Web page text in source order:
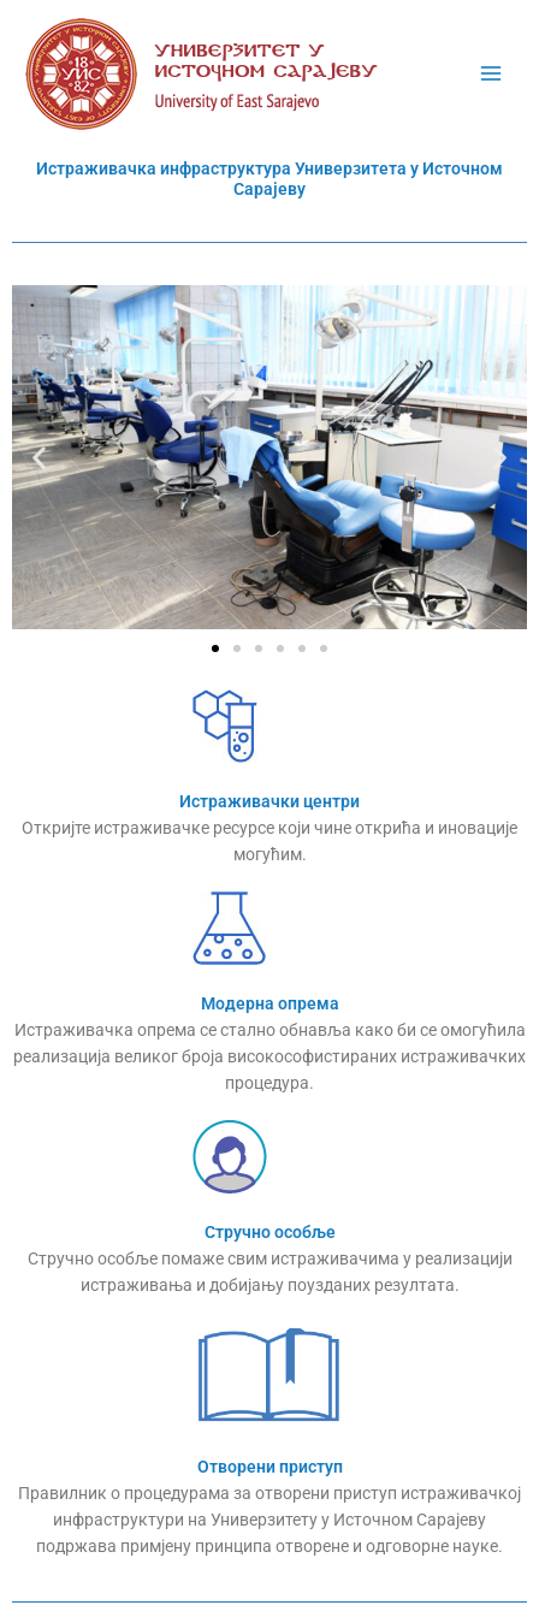
садржај
Истраживачка инфраструктура Универзитета у Источном
Сарајеву
Истраживачки центри
Откријте истраживачке ресурсе који чине открића и иновације
могућим.
Модерна опрема
Истраживачка опрема се стално обнавља како би се омогућила
реализација великог броја високософистираних истраживачких
процедура.
Стручно особље
Стручно особље помаже свим истраживачима у реализацији
истраживања и добијању поузданих резултата.
Отворени приступ
Правилник о процедурама за отворени приступ истраживачкој
инфраструктури на Универзитету у Источном Сарајеву
подржава примјену принципа отворене и одговорне науке.